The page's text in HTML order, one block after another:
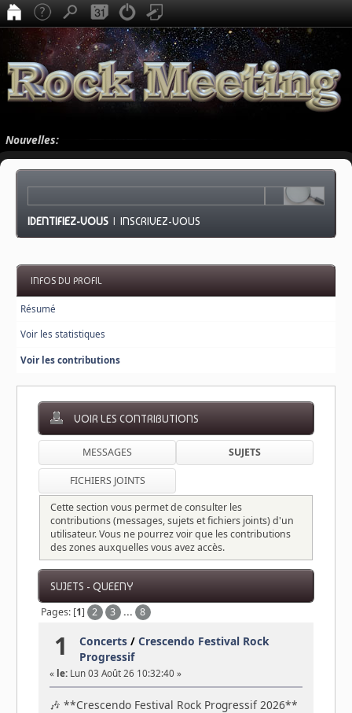
Nouvelles:
IDENTIFIEZ-VOUS |INSCRIVEZ-VOUS
INFOS DU PROFIL
Résumé
Voir les statistiques
Voir les contributions
VOIR LES CONTRIBUTIONS
MESSAGES SUJETS
FICHIERS JOINTS
Cette section vous permet de consulter les
contributions (messages, sujets et fichiers joints) d'un
utilisateur. Vous ne pourrez voir que les contributions
des zones auxquelles vous avez accès.
SUJETS - QUEENY
Pages: [1] 2 3 ... 8
1 Concerts /Crescendo Festival Rock
Progressif
« le:Lun 03 Août 26 10:32:40 »
🎶 **Crescendo Festival Rock Progressif 2026**